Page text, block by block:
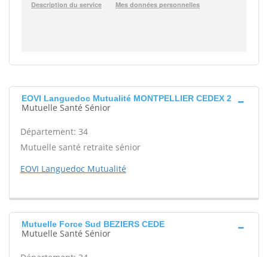
EOVI Languedoc Mutualité MONTPELLIER CEDEX 2
Mutuelle Santé Sénior
Département: 34
Mutuelle santé retraite sénior
EOVI Languedoc Mutualité
Mutuelle Force Sud BEZIERS CEDE
Mutuelle Santé Sénior